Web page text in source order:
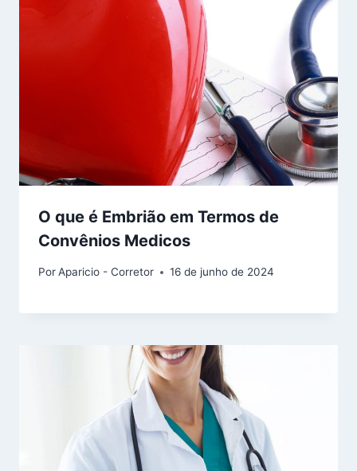
O que é Embrião em Termos de
Convênios Medicos
PorAparicio - Corretor 16 de junho de 2024